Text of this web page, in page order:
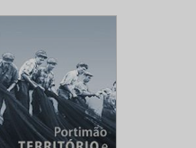
MAIS INFO
COMPRAR